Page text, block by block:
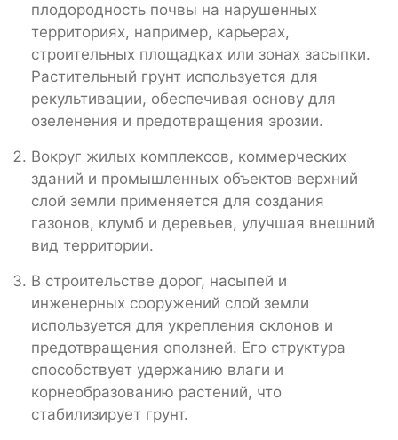
плодородность почвы на нарушенных
территориях, например, карьерах,
строительных площадках или зонах засыпки.
Растительный грунт используется для
рекультивации, обеспечивая основу для
озеленения и предотвращения эрозии.
Вокруг жилых комплексов, коммерческих
зданий и промышленных объектов верхний
слой земли применяется для создания
газонов, клумб и деревьев, улучшая внешний
вид территории.
В строительстве дорог, насыпей и
инженерных сооружений слой земли
используется для укрепления склонов и
предотвращения оползней. Его структура
способствует удержанию влаги и
корнеобразованию растений, что
стабилизирует грунт.